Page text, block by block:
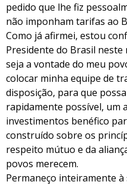
pedido que lhe fiz
não imponham tarifas ao
Como já afirmei, estou
Presidente do Brasil neste
seja a vontade do meu
colocar minha equipe de
disposição, para que
rapidamente possível, um
investimentos benéfico
construído sobre os
respeito mútuo e da
povos merecem.
Permaneço inteiramente